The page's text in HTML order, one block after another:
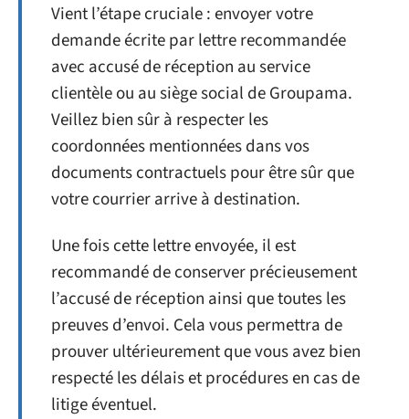
Vient l’étape cruciale : envoyer votre
demande écrite par lettre recommandée
avec accusé de réception au service
clientèle ou au siège social de Groupama.
Veillez bien sûr à respecter les
coordonnées mentionnées dans vos
documents contractuels pour être sûr que
votre courrier arrive à destination.
Une fois cette lettre envoyée, il est
recommandé de conserver précieusement
l’accusé de réception ainsi que toutes les
preuves d’envoi. Cela vous permettra de
prouver ultérieurement que vous avez bien
respecté les délais et procédures en cas de
litige éventuel.